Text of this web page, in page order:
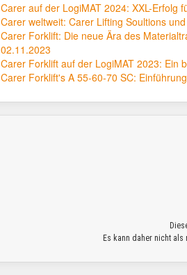
Carer auf der LogiMAT 2024: XXL-Erfolg
Carer weltweit: Carer Lifting Soultions
Carer Forklift: Die neue Ära des
02.11.2023
Carer Forklift auf der LogiMAT 2023: Ein
Carer Forklift's A 55-60-70 SC:
Es kann daher nicht als